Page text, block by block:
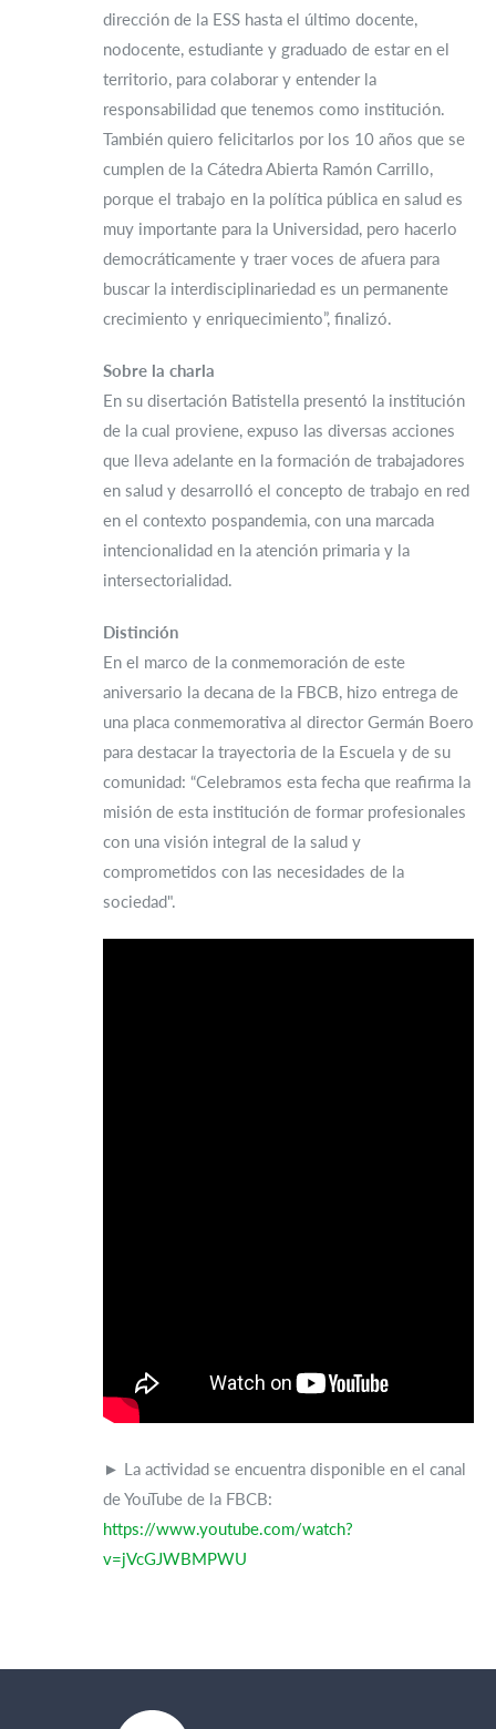
dirección de la ESS hasta el último docente,
nodocente, estudiante y graduado de estar en el
territorio, para colaborar y entender la
responsabilidad que tenemos como institución.
También quiero felicitarlos por los 10 años que se
cumplen de la Cátedra Abierta Ramón Carrillo,
porque el trabajo en la política pública en salud es
muy importante para la Universidad, pero hacerlo
democráticamente y traer voces de afuera para
buscar la interdisciplinariedad es un permanente
crecimiento y enriquecimiento”, finalizó.
Sobre la charla
En su disertación Batistella presentó la institución
de la cual proviene, expuso las diversas acciones
que lleva adelante en la formación de trabajadores
en salud y desarrolló el concepto de trabajo en red
en el contexto pospandemia, con una marcada
intencionalidad en la atención primaria y la
intersectorialidad.
Distinción
En el marco de la conmemoración de este
aniversario la decana de la FBCB, hizo entrega de
una placa conmemorativa al director Germán Boero
para destacar la trayectoria de la Escuela y de su
comunidad: “Celebramos esta fecha que reafirma la
misión de esta institución de formar profesionales
con una visión integral de la salud y
comprometidos con las necesidades de la
sociedad".
► La actividad se encuentra disponible en el canal
de YouTube de la FBCB:
https://www.youtube.com/watch?
v=jVcGJWBMPWU